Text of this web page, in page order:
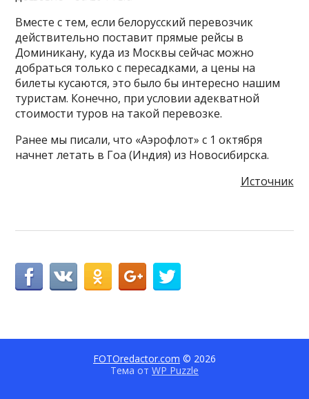
Вместе с тем, если белорусский перевозчик
действительно поставит прямые рейсы в
Доминикану, куда из Москвы сейчас можно
добраться только с пересадками, а цены на
билеты кусаются, это было бы интересно нашим
туристам. Конечно, при условии адекватной
стоимости туров на такой перевозке.
Ранее мы писали, что «Аэрофлот» с 1 октября
начнет летать в Гоа (Индия) из Новосибирска.
Источник
FOTOredactor.com © 2026
Тема от WP Puzzle